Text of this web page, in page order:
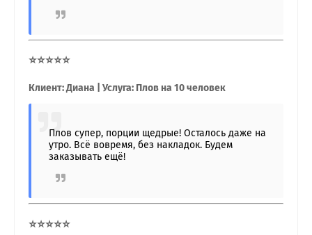
⭐⭐⭐⭐⭐
Клиент: Диана | Услуга: Плов на 10 человек
Плов супер, порции щедрые! Осталось даже на
утро. Всё вовремя, без накладок. Будем
заказывать ещё!
⭐⭐⭐⭐⭐